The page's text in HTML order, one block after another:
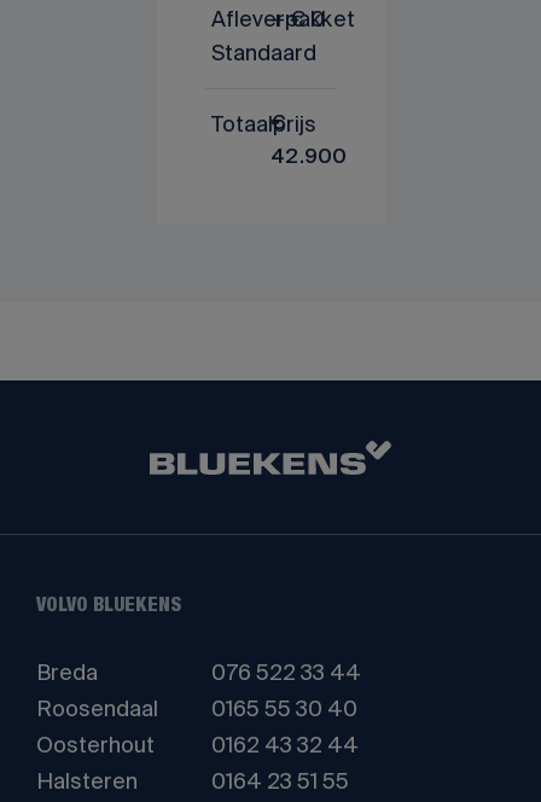
Afleverpakket
Standaard
+ € 0
Totaalprijs
€
42.900
VOLVO BLUEKENS
Breda
076 522 33 44
Roosendaal
0165 55 30 40
Oosterhout
0162 43 32 44
Halsteren
0164 23 51 55